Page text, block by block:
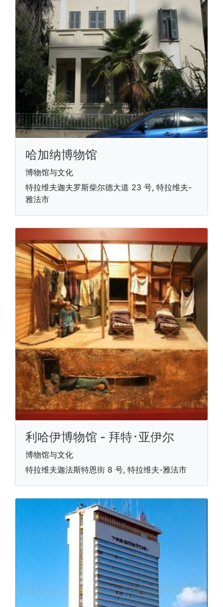
哈加纳博物馆
博物馆与文化
特拉维夫迦夫罗斯柴尔德大道 23 号, 特拉维夫-
雅法市
利哈伊博物馆 - 拜特･亚伊尔
博物馆与文化
特拉维夫迦法斯特恩街 8 号, 特拉维夫-雅法市